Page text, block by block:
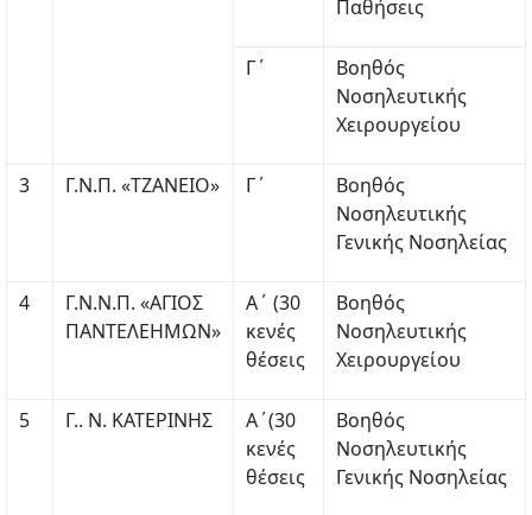
Παθήσεις
Γ΄
Βοηθός
Νοσηλευτικής
Χειρουργείου
3 Γ.Ν.Π. «ΤΖΑΝΕΙΟ» Γ΄
Βοηθός
Νοσηλευτικής
Γενικής Νοσηλείας
4
Γ.Ν.Ν.Π. «ΑΓΙΟΣ
ΠΑΝΤΕΛΕΗΜΩΝ»
Α΄ (30
κενές
θέσεις
Βοηθός
Νοσηλευτικής
Χειρουργείου
5 Γ.. Ν. ΚΑΤΕΡΙΝΗΣ
Α΄(30
κενές
θέσεις
Βοηθός
Νοσηλευτικής
Γενικής Νοσηλείας